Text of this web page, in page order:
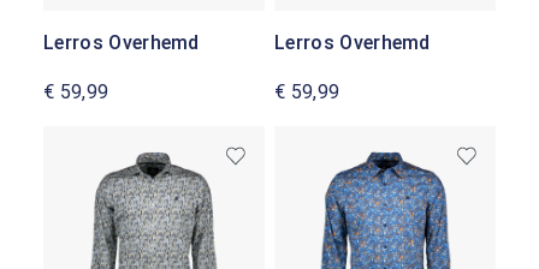
Lerros Overhemd
€ 59,99
Lerros Overhemd
€ 59,99